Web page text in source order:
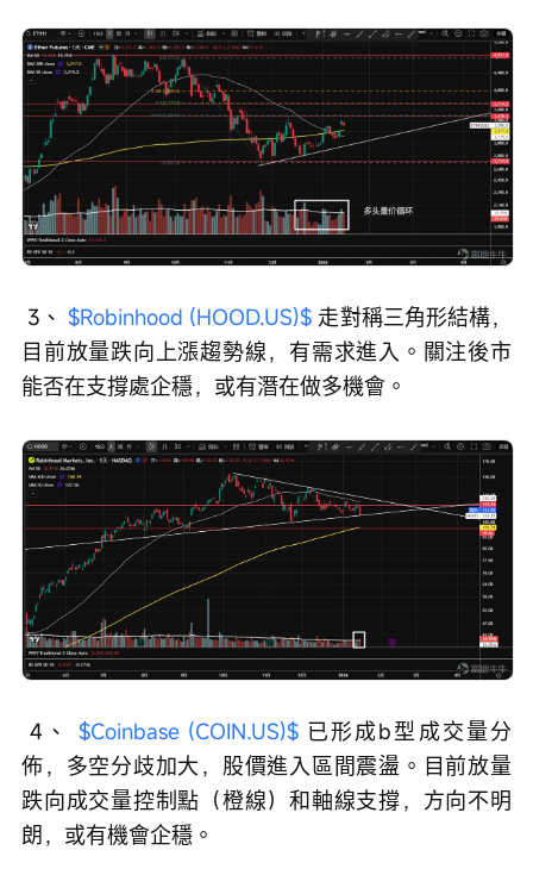
3、 $Robinhood (HOOD.US)$ 走對稱三角形結構，
目前放量跌向上漲趨勢線，有需求進入。關注後市
能否在支撐處企穩，或有潛在做多機會。
4、 $Coinbase (COIN.US)$ 已形成b型成交量分
佈，多空分歧加大，股價進入區間震盪。目前放量
跌向成交量控制點（橙線）和軸線支撐，方向不明
朗，或有機會企穩。